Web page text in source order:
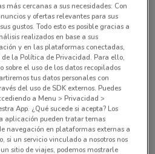
más cercanas a sus necesidades: Con
y ofertas relevantes para sus
gustos. Todo esto es posible gracias a
realizados en base a sus
y en las plataformas conectadas,
la Política de Privacidad. Para ello,
sobre el uso de los datos recopilados
tus datos personales con
del uso de SDK externos. Puedes
a Menu > Privacidad >
App. ¿Qué sucede si acepta? Los
aplicación pueden tratar temas
navegación en plataformas externas a
si un servicio vinculado a nosotros nos
sitio de viajes, podemos mostrarle